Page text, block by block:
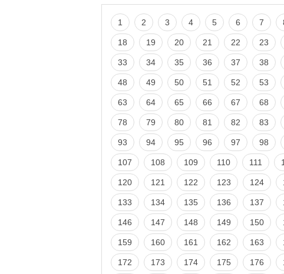
1 2 3 4 5 6 7
18 19 20 21 22 23
33 34 35 36 37 38
48 49 50 51 52 53
63 64 65 66 67 68
78 79 80 81 82 83
93 94 95 96 97 98
107 108 109 110 111
120 121 122 123 124
133 134 135 136 137
146 147 148 149 150
159 160 161 162 163
172 173 174 175 176